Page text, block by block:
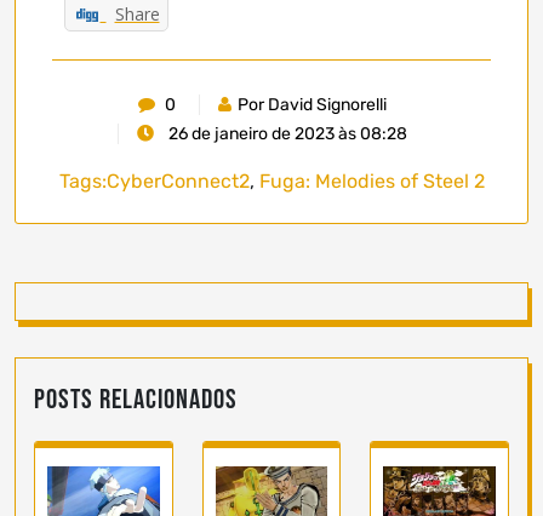
Share
0
Por David Signorelli
26 de janeiro de 2023 às 08:28
Tags:CyberConnect2, Fuga: Melodies of Steel 2
Posts Relacionados